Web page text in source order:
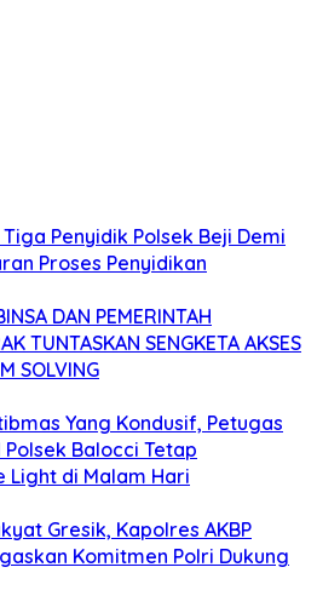
Penyidik Polsek Beji Demi
Proses Penyidikan
DAN PEMERINTAH
TUNTASKAN SENGKETA AKSES
SOLVING
Yang Kondusif, Petugas
Balocci Tetap
Light di Malam Hari
Gresik, Kapolres AKBP
Komitmen Polri Dukung